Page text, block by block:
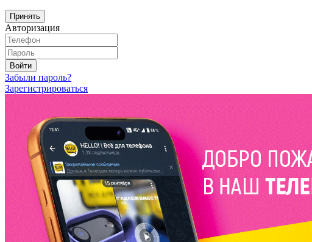
Принять
Авторизация
Войти
Забыли пароль?
Зарегистрироваться